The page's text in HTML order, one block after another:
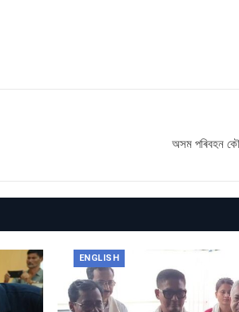
অসম পৰিবহন
ENGLISH